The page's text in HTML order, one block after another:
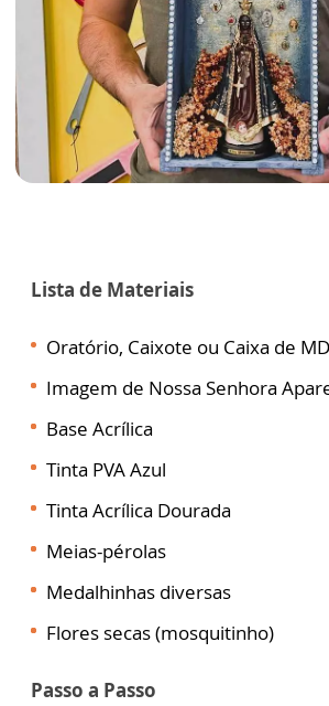
Lista de Materiais
Oratório, Caixote ou Caixa de
Imagem de Nossa Senhora
Base Acrílica
Tinta PVA Azul
Tinta Acrílica Dourada
Meias-pérolas
Medalhinhas diversas
Flores secas (mosquitinho)
Passo a Passo